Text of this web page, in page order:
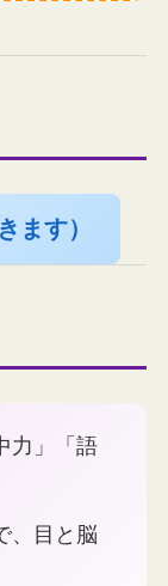
ます）
力」「語
、目と脳